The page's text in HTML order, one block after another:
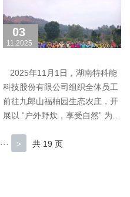
03
11,2025
2025年11月1日，湖南特科能
科技股份有限公司组织全体员工
前往九郎山福柚园生态农庄，开
展以 “户外野炊，享受自然” 为主
··· > 共 19 页